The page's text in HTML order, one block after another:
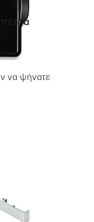
να ψήνατε